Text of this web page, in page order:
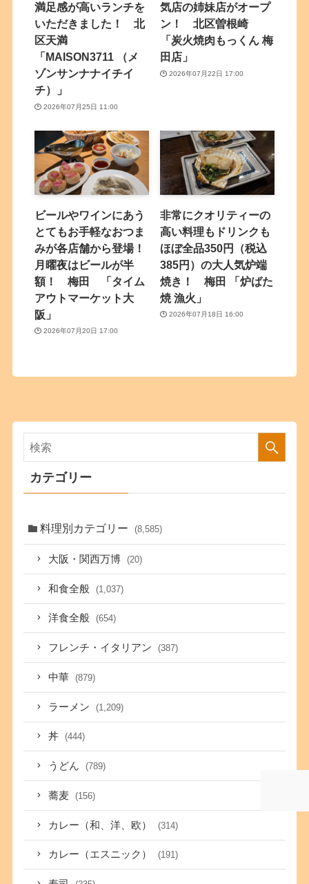
満足感が高いランチを
いただきました！ 北
区天満
「MAISON3711 （メ
ゾンサンナナイチイ
チ）」
2026年07月25日 11:00
気店の姉妹店がオープ
ン！ 北区曽根崎
「炭火焼肉もっくん 梅
田店」
2026年07月22日 17:00
ビールやワインにあう
とてもお手軽なおつま
みが各店舗から登場！
月曜夜はビールが半
額！ 梅田 「タイム
アウトマーケット大
阪」
2026年07月20日 17:00
非常にクオリティーの
高い料理もドリンクも
ほぼ全品350円（税込
385円）の大人気炉端
焼き！ 梅田 「炉ばた
焼 漁火」
2026年07月18日 16:00
カテゴリー
料理別カテゴリー (8,585)
大阪・関西万博 (20)
和食全般 (1,037)
洋食全般 (654)
フレンチ・イタリアン (387)
中華 (879)
ラーメン (1,209)
丼 (444)
うどん (789)
蕎麦 (156)
カレー（和、洋、欧） (314)
カレー（エスニック） (191)